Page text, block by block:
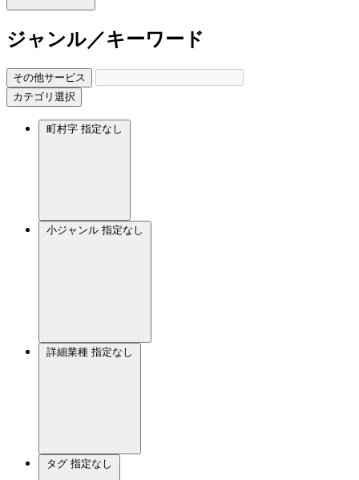
ジャンル／キーワード
その他サービス
カテゴリ選択
町村字 指定なし
小ジャンル 指定なし
詳細業種 指定なし
タグ 指定なし